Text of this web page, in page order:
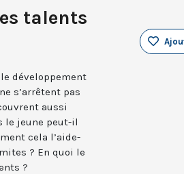
talents
développement
s’arrêtent pas
aussi
le jeune peut-il
cela l’aide-
? En quoi le
?